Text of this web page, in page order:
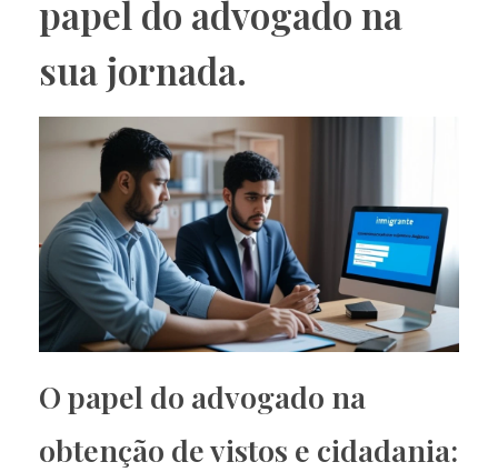
papel do advogado na
sua jornada.
O papel do advogado na
obtenção de vistos e cidadania: